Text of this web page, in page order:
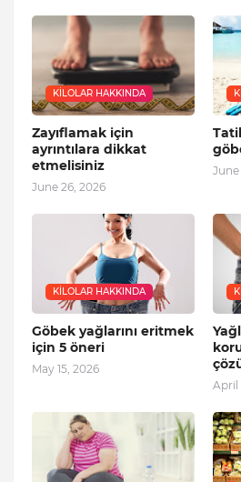
KILOLAR HAKKINDA
Zayıflamak için
ayrıntılara dikkat
etmelisiniz
June 26, 2026
June
KILOLAR HAKKINDA
Göbek yağlarını eritmek
için 5 öneri
May 15, 2026
April